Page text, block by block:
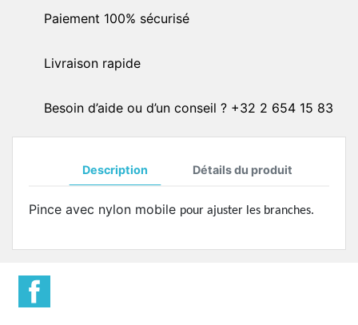
Paiement 100% sécurisé
Livraison rapide
Besoin d’aide ou d’un conseil ? +32 2 654 15 83
Description Détails du produit
Pince avec nylon mobile pour ajuster les branches.